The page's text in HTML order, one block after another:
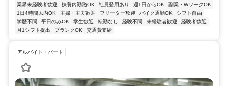
業界未経験者歓迎 扶養内勤務OK 社員登用あり 週1日からOK
副業・WワークOK
1日4時間以内OK
主婦・主夫歓迎 フリーター歓迎 バイク通勤OK
シフト自由
学歴不問
平日のみOK 学生歓迎 転勤なし 経験不問 未経験者歓迎
経験者歓迎
月1シフト提出
ブランクOK 交通費支給
アルバイト・パート